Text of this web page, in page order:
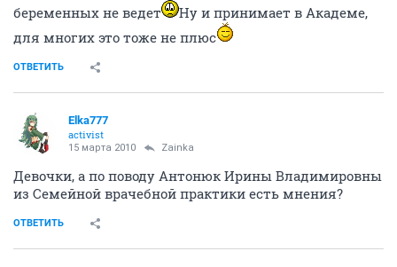
беременных не ведет
Ну и принимает в Академе,
для многих это тоже не плюс
ОТВЕТИТЬ
Elka777
activist
15 марта 2010 Zainka
Девочки, а по поводу Антонюк Ирины Владимировны
из Семейной врачебной практики есть мнения?
ОТВЕТИТЬ